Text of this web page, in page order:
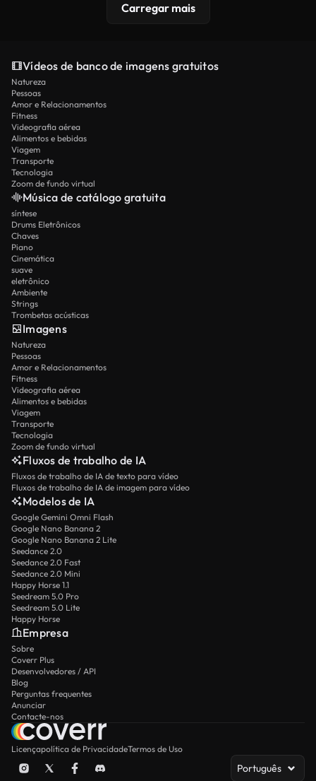
Carregar mais
Vídeos de banco de imagens gratuitos
Natureza
Pessoas
Amor e Relacionamentos
Fitness
Videografia aérea
Alimentos e bebidas
Viagem
Transporte
Tecnologia
Zoom de fundo virtual
Música de catálogo gratuita
síntese
Drums Eletrônicos
Chaves
Piano
Cinemática
suave
eletrônico
Ambiente
Strings
Trombetas acústicas
Imagens
Natureza
Pessoas
Amor e Relacionamentos
Fitness
Videografia aérea
Alimentos e bebidas
Viagem
Transporte
Tecnologia
Zoom de fundo virtual
Fluxos de trabalho de IA
Fluxos de trabalho de IA de texto para vídeo
Fluxos de trabalho de IA de imagem para vídeo
Modelos de IA
Google Gemini Omni Flash
Google Nano Banana 2
Google Nano Banana 2 Lite
Seedance 2.0
Seedance 2.0 Fast
Seedance 2.0 Mini
Happy Horse 1.1
Seedream 5.0 Pro
Seedream 5.0 Lite
Happy Horse
Empresa
Sobre
Coverr Plus
Desenvolvedores / API
Blog
Perguntas frequentes
Anunciar
Contacte-nos
Licençapolítica de PrivacidadeTermos de Uso
Português